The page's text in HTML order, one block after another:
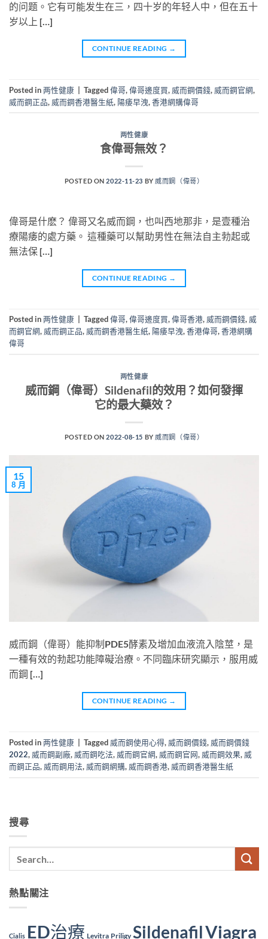
的问题。它有可能发生在三，四十岁的年轻人中，但在五十
岁以上 […]
CONTINUE READING →
Posted in两性健康 Tagged偉哥,偉哥邊度買, 威而鋼價錢, 威而鋼官網,
威而鋼正品, 威而鋼香港醫生紙, 陽痿早洩,香港網購偉哥
两性健康
食偉哥無效？
POSTED ON2022-11-23 BY 威而鋼（偉哥）
偉哥是什麽？ 偉哥又名威而鋼，也叫西地那非，是壹種治
療陽痿的處方藥。 這種藥可以幫助男性在無法自主勃起或
無法保 […]
CONTINUE READING →
Posted in两性健康 Tagged偉哥,偉哥邊度買,偉哥香港, 威而鋼價錢, 威
而鋼官網, 威而鋼正品, 威而鋼香港醫生紙, 陽痿早洩,香港偉哥,香港網購
偉哥
两性健康
威而鋼（偉哥）Sildenafil的效用？如何發揮
它的最大藥效？
POSTED ON2022-08-15 BY 威而鋼（偉哥）
15
8 月
威而鋼（偉哥）能抑制PDE5酵素及增加血液流入陰莖，是
一種有效的勃起功能障礙治療。不同臨床研究顯示，服用威
而鋼 […]
CONTINUE READING →
Posted in两性健康 Tagged 威而鋼使用心得, 威而鋼價錢, 威而鋼價錢
2022, 威而鋼副廠, 威而鋼吃法, 威而鋼官網, 威而鋼官网, 威而鋼效果, 威
而鋼正品, 威而鋼用法, 威而鋼網購, 威而鋼香港, 威而鋼香港醫生紙
搜尋
熱點關注
Cialis ED治療 Levitra Priligy SildenafilViagra